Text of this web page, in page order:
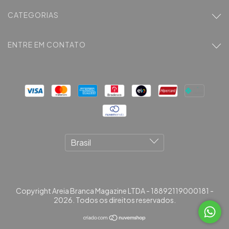
CATEGORIAS
ENTRE EM CONTATO
Copyright Areia Branca Magazine LTDA - 18892119000181 -
2026. Todos os direitos reservados.